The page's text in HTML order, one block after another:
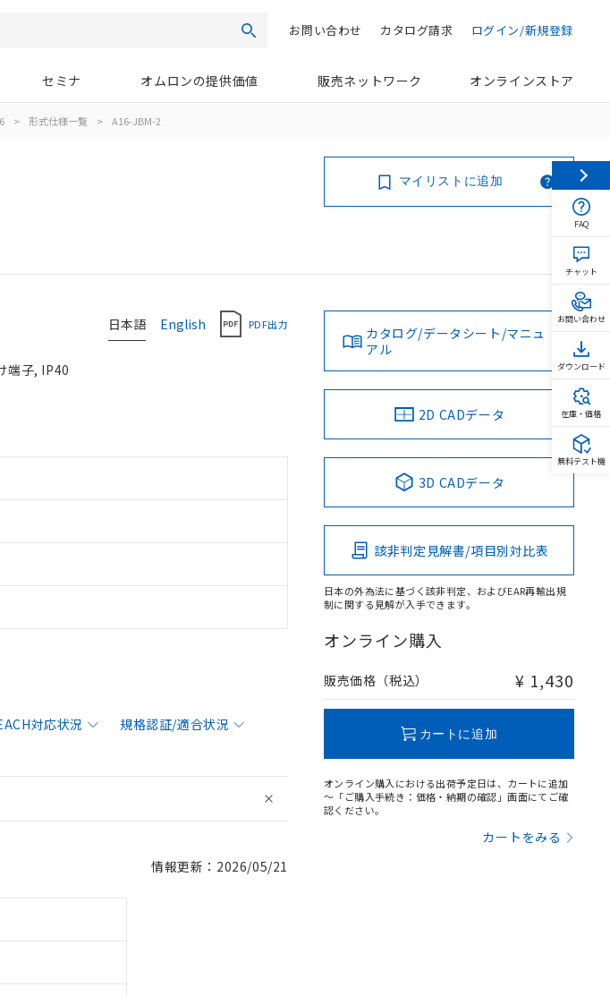
検索 ログイン/新規登録
カタログ請求
お問い合わせ
セミナ オムロンの提供価値 販売ネットワーク オンラインストア
> 形式仕様一覧 > A16-JBM-2
マイリストに追加
日本語 English PDF出力
端子, IP40
対応状況 規格認証/適合状況
情報更新：2026/05/21
カタログ/データシート/マニュ
アル
2D CADデータ
3D CADデータ
該非判定見解書/項目別対比表
日本の外為法に基づく該非判定、およびEAR再輸出規
制に関する見解が入手できます。
オンライン購入
販売価格（税込） ¥ 1,430
カートに追加
オンライン購入における出荷予定日は、カートに追加
～「ご購入手続き：価格・納期の確認」画面にてご確
認ください。
カートをみる
FAQ
チャット
お問い合わせ
ダウンロード
在庫・価格
無料テスト機